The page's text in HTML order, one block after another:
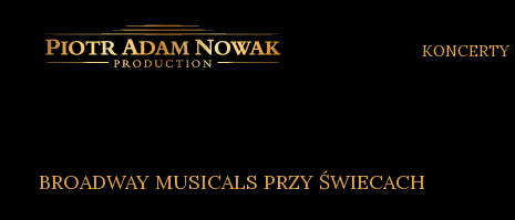
KONCERTY
BROADWAY MUSICALS PRZY ŚWIECACH